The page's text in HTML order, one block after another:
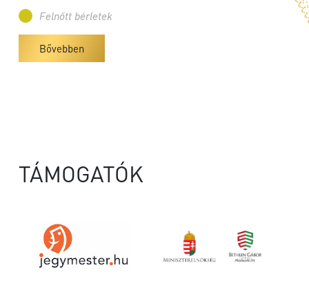
Felnőtt bérletek
Bővebben
TÁMOGATÓK